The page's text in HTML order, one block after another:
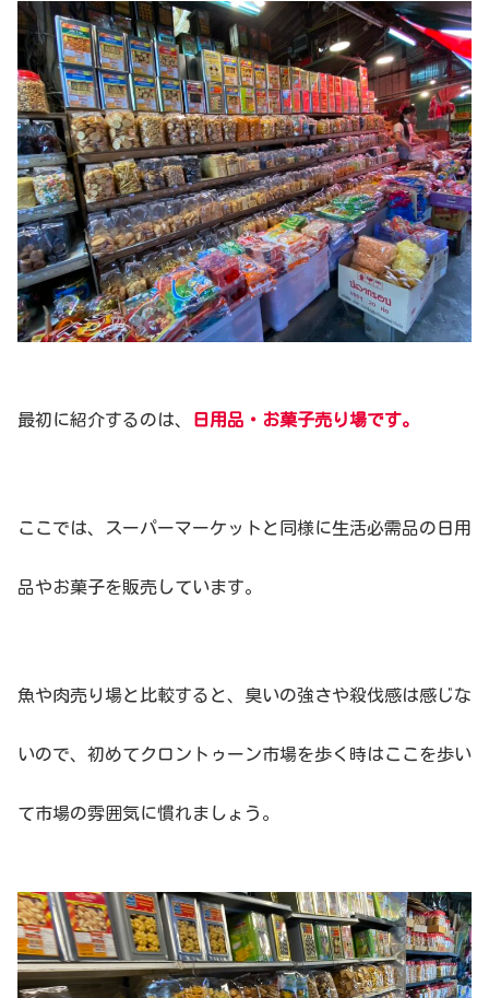
最初に紹介するのは、 日用品・お菓子売り場です。
ここでは、スーパーマーケットと同様に生活必需品の日用
品やお菓子を販売しています。
魚や肉売り場と比較すると、臭いの強さや殺伐感は感じな
いので、初めてクロントゥーン市場を歩く時はここを歩い
て市場の雰囲気に慣れましょう。